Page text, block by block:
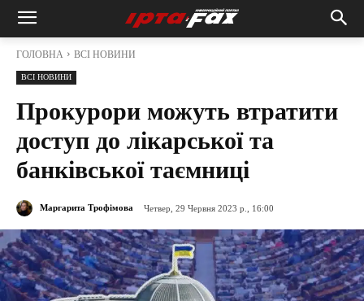
ГОЛОВНА ВСІ НОВИНИ
ВСІ НОВИНИ
Прокурори можуть втратити
доступ до лікарської та
банківської таємниці
Маргарита Трофімова Четвер, 29 Червня 2023 р., 16:00